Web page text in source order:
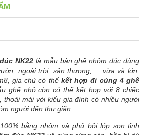
NK22 là mẫu bàn ghế nhôm đúc dùng
ngoài trời, sân thượng,.... vừa và lớn.
gia chủ có thể kết hợp đi cùng 4 ghế
ghế nhỏ còn có thể kết hợp với 8 chiếc
thoải mái với kiểu gia đình có nhiều người
người đến thư giãn.
bằng nhôm và phủ bởi lớp sơn tĩnh